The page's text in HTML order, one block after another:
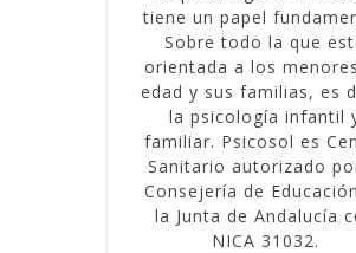
tiene un papel
Sobre todo la que
orientada a los
edad y sus familias, es
la psicología infantil
familiar. Psicosol es
Sanitario autorizado
Consejería de
la Junta de Andalucía
NICA 31032.